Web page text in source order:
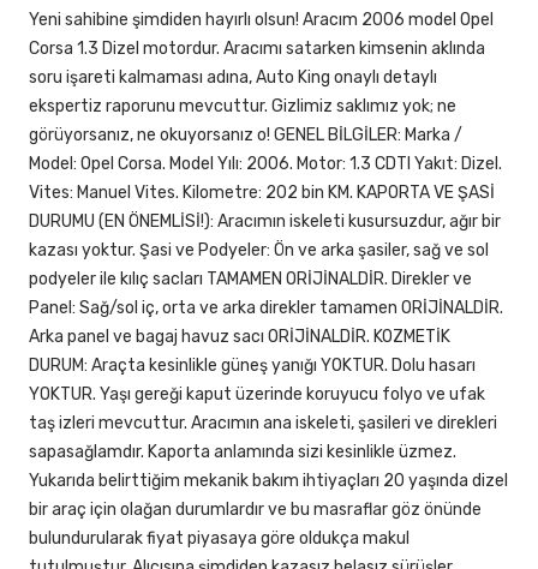
Yeni sahibine şimdiden hayırlı olsun! Aracım 2006 model Opel
Corsa 1.3 Dizel motordur. Aracımı satarken kimsenin aklında
soru işareti kalmaması adına, Auto King onaylı detaylı
ekspertiz raporunu mevcuttur. Gizlimiz saklımız yok; ne
görüyorsanız, ne okuyorsanız o! GENEL BİLGİLER: Marka /
Model: Opel Corsa. Model Yılı: 2006. Motor: 1.3 CDTI Yakıt: Dizel.
Vites: Manuel Vites. Kilometre: 202 bin KM. KAPORTA VE ŞASİ
DURUMU (EN ÖNEMLİSİ!): Aracımın iskeleti kusursuzdur, ağır bir
kazası yoktur. Şasi ve Podyeler: Ön ve arka şasiler, sağ ve sol
podyeler ile kılıç sacları TAMAMEN ORİJİNALDİR. Direkler ve
Panel: Sağ/sol iç, orta ve arka direkler tamamen ORİJİNALDİR.
Arka panel ve bagaj havuz sacı ORİJİNALDİR. KOZMETİK
DURUM: Araçta kesinlikle güneş yanığı YOKTUR. Dolu hasarı
YOKTUR. Yaşı gereği kaput üzerinde koruyucu folyo ve ufak
taş izleri mevcuttur. Aracımın ana iskeleti, şasileri ve direkleri
sapasağlamdır. Kaporta anlamında sizi kesinlikle üzmez.
Yukarıda belirttiğim mekanik bakım ihtiyaçları 20 yaşında dizel
bir araç için olağan durumlardır ve bu masraflar göz önünde
bulundurularak fiyat piyasaya göre oldukça makul